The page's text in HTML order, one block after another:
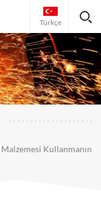
Türkçe
Malzemesi Kullanmanın